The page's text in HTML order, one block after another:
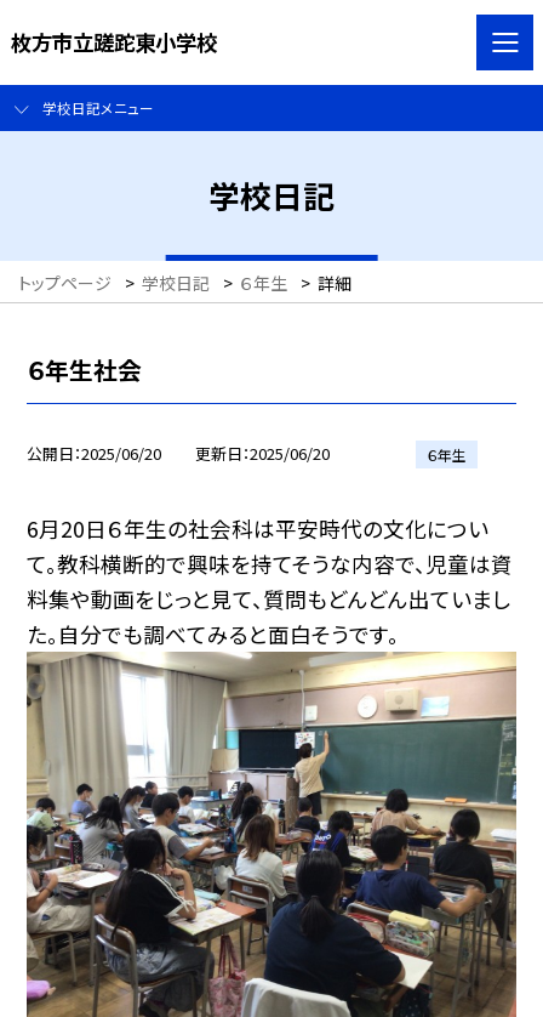
枚方市立蹉跎東小学校
学校日記メニュー
学校日記
トップページ > 学校日記 > ６年生 > 詳細
６年生社会
公開日 2025/06/20 更新日 2025/06/20 ６年生
6月20日６年生の社会科は平安時代の文化につい
て。教科横断的で興味を持てそうな内容で、児童は資
料集や動画をじっと見て、質問もどんどん出ていまし
た。自分でも調べてみると面白そうです。